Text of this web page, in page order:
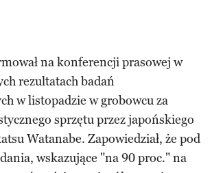
na konferencji prasowej w
rezultatach badań
w listopadzie w grobowcu za
sprzętu przez japońskiego
Watanabe. Zapowiedział, że pod
wskazujące "na 90 proc." na